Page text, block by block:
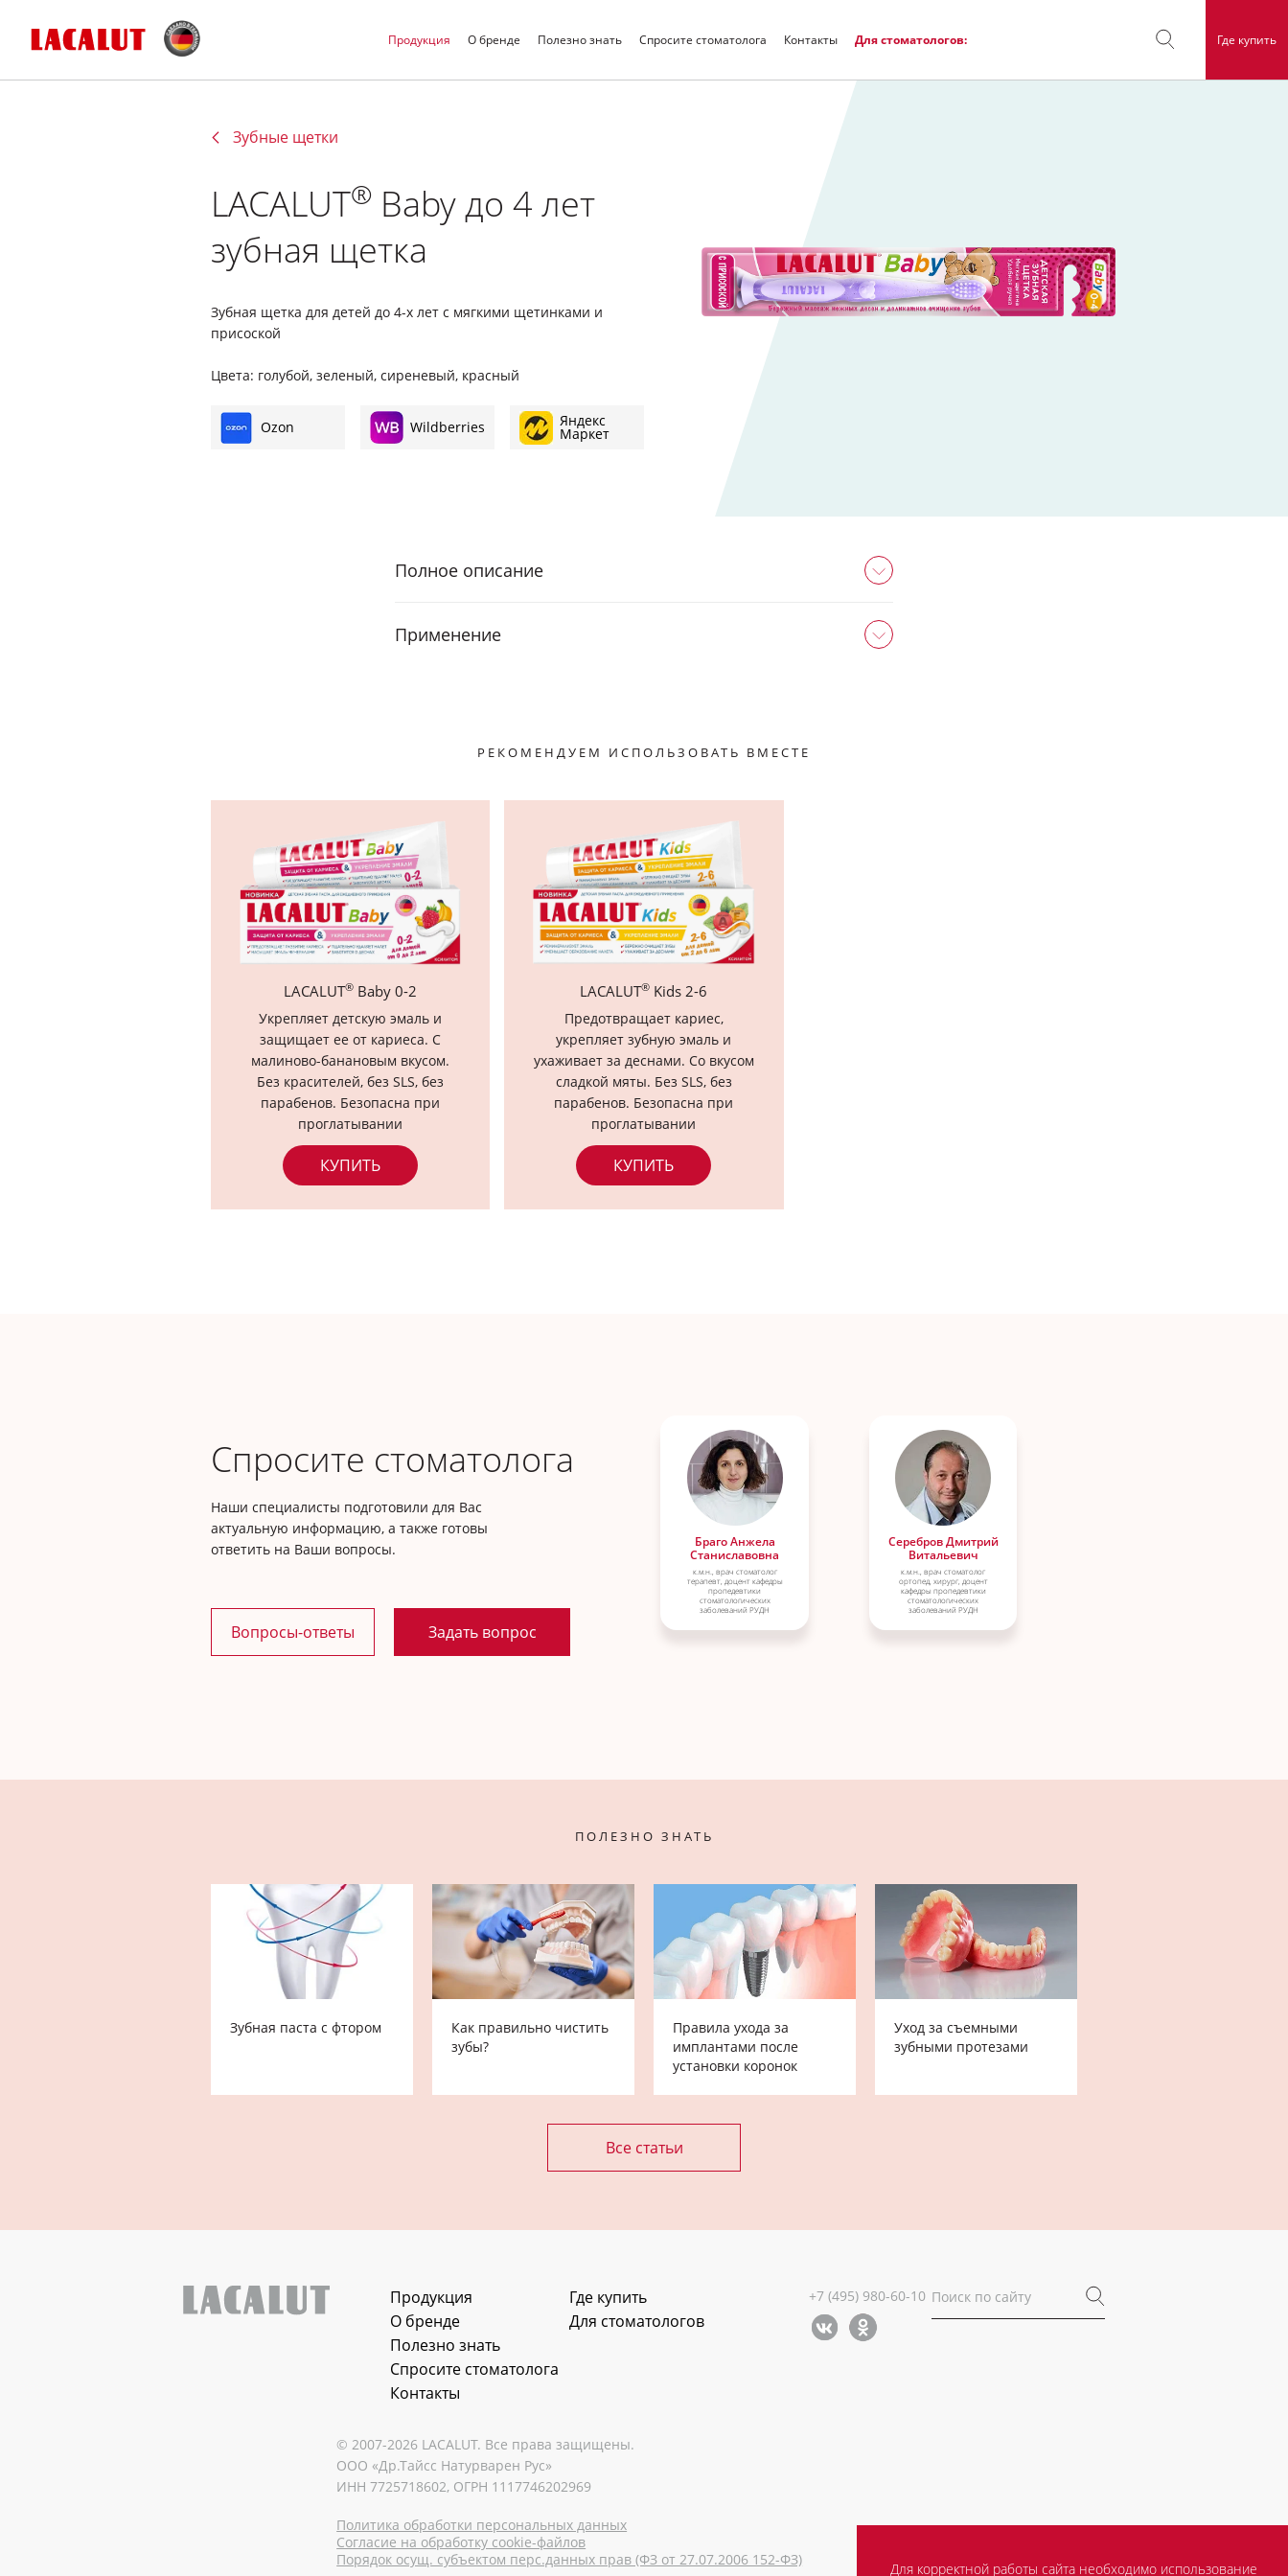
Продукция О бренде Полезно знать Спросите стоматолога Контакты Для стоматологов: Где купить
Зубные щетки
LACALUT® Baby до 4 лет
зубная щетка
Зубная щетка для детей до 4-х лет с мягкими щетинками и
присоской
Цвета: голубой, зеленый, сиреневый, красный
Ozon Wildberries Яндекс
Маркет
Полное описание
Применение
РЕКОМЕНДУЕМ ИСПОЛЬЗОВАТЬ ВМЕСТЕ
LACALUT® Baby 0-2
Укрепляет детскую эмаль и
защищает ее от кариеса. С
малиново-банановым вкусом.
Без красителей, без SLS, без
парабенов. Безопасна при
проглатывании
КУПИТЬ
LACALUT® Kids 2-6
Предотвращает кариес,
укрепляет зубную эмаль и
ухаживает за деснами. Со вкусом
сладкой мяты. Без SLS, без
парабенов. Безопасна при
проглатывании
КУПИТЬ
Спросите стоматолога
Наши специалисты подготовили для Вас
актуальную информацию, а также готовы
ответить на Ваши вопросы.
Вопросы-ответы Задать вопрос
Браго Анжела
Станиславовна
к.м.н., врач стоматолог
терапевт, доцент кафедры
пропедевтики
стоматологических
заболеваний РУДН
Серебров Дмитрий
Витальевич
к.м.н., врач стоматолог
ортопед, хирург, доцент
кафедры пропедевтики
стоматологических
заболеваний РУДН
ПОЛЕЗНО ЗНАТЬ
Зубная паста с фтором
Как правильно чистить
зубы?
Правила ухода за
имплантами после
установки коронок
Уход за съемными
зубными протезами
Все статьи
Продукция
О бренде
Полезно знать
Спросите стоматолога
Контакты
Где купить
Для стоматологов
© 2007-2026 LACALUT. Все права защищены.
ООО «Др.Тайсс Натурварен Рус»
ИНН 7725718602, ОГРН 1117746202969
Политика обработки персональных данных
Согласие на обработку cookie-файлов
Порядок осущ. субъектом перс.данных прав (ФЗ от 27.07.2006 152-ФЗ)
+7 (495) 980-60-10
Для корректной работы сайта необходимо использование